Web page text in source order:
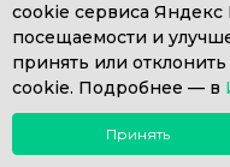
cookie сервиса Яндекс
посещаемости и
принять или
cookie. Подробнее — в
Принять